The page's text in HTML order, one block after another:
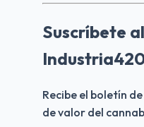
Suscríbete
Recibe el boletín
de valor del